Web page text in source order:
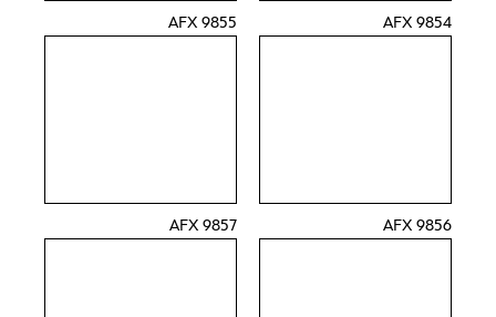
9854 AFX
9855 AFX
9856 AFX
9857 AFX